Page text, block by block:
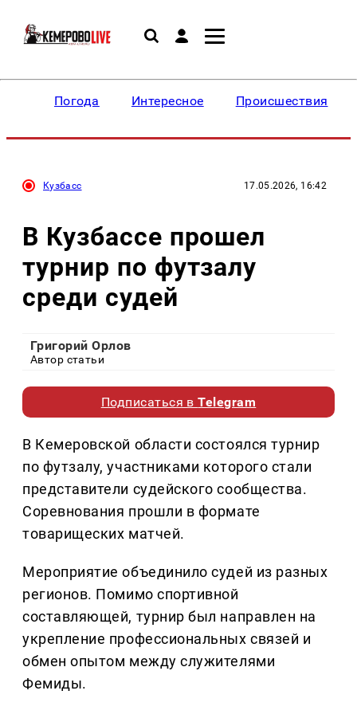
Погода Интересное Происшествия
Кузбасс 17.05.2026, 16:42
В Кузбассе прошел
турнир по футзалу
среди судей
Григорий Орлов
Автор статьи
Подписаться вTelegram
В Кемеровской области состоялся турнир
по футзалу, участниками которого стали
представители судейского сообщества.
Соревнования прошли в формате
товарищеских матчей.
Мероприятие объединило судей из разных
регионов. Помимо спортивной
составляющей, турнир был направлен на
укрепление профессиональных связей и
обмен опытом между служителями
Фемиды.